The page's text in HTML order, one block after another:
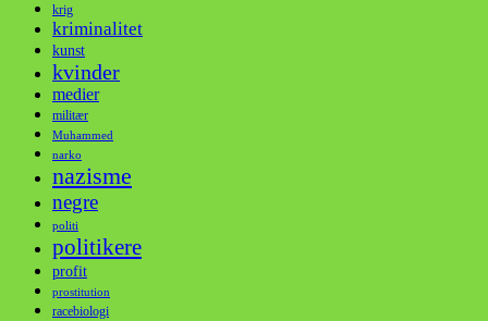
krig
kriminalitet
kunst
kvinder
medier
militær
Muhammed
narko
nazisme
negre
politi
politikere
profit
prostitution
racebiologi